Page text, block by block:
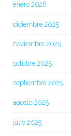
enero 2026
diciembre 2025
noviembre 2025
octubre 2025
septiembre 2025
agosto 2025
julio 2025